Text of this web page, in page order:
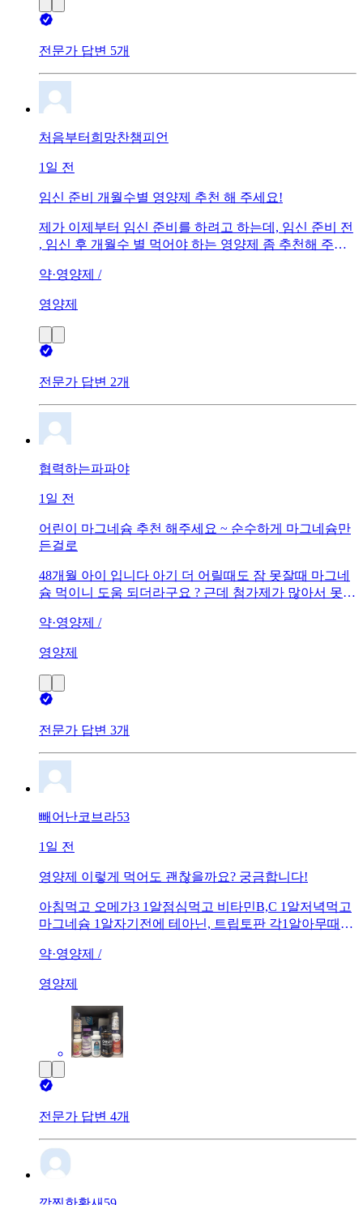
전문가 답변 5개
처음부터희망찬챔피언
1일 전
임신 준비 개월수별 영양제 추천 해 주세요!
제가 이제부터 임신 준비를 하려고 하는데, 임신 준비 전
, 임신 후 개월수 별 먹어야 하는 영양제 좀 추천해 주세
요.
약·영양제 /
영양제
전문가 답변 2개
협력하는파파야
1일 전
어린이 마그네슘 추천 해주세요 ~ 순수하게 마그네슘만
든걸로
48개월 아이 입니다 아기 더 어릴때도 잠 못잘때 마그네
슘 먹이니 도움 되더라구요 ? 근데 첨가제가 많아서 못먹
나 이번거도 첨가물 많네요.. 좀 순수한 제품 추천 해주세
약·영양제 /
영양제
전문가 답변 3개
빼어난코브라53
1일 전
영양제 이렇게 먹어도 괜찮을까요? 궁금합니다!
아침먹고 오메가3 1알점심먹고 비타민B,C 1알저녁먹고
마그네슘 1알자기전에 테아닌, 트립토판 각1알아무때나
자고싶은데 그럴때 크게 도움되는 영양제가 있다면 추천
약·영양제 /
영양제
전문가 답변 4개